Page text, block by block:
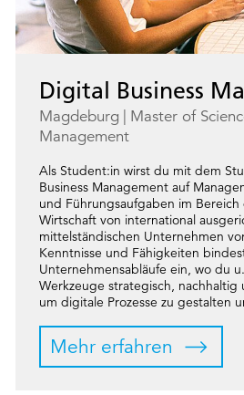
Digital Business
Magdeburg Master of
Management
Als Student:in wirst du mit dem
Business Management auf
und Führungsaufgaben im
Wirtschaft von international
mittelständischen Unternehmen
Kenntnisse und Fähigkeiten
Unternehmensabläufe ein, wo du
Werkzeuge strategisch, nachhaltig
um digitale Prozesse zu gestalten
Mehr erfahren